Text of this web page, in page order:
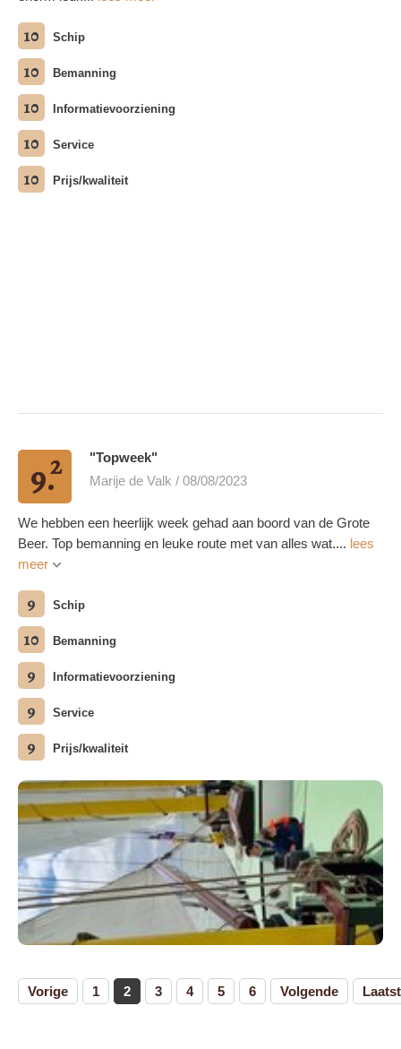
10 Schip
10 Bemanning
10 Informatievoorziening
10 Service
10 Prijs/kwaliteit
9.2
"Topweek"
Marije de Valk / 08/08/2023
We hebben een heerlijk week gehad aan boord van de Grote
Beer. Top bemanning en leuke route met van alles wat.... lees
meer
9 Schip
10 Bemanning
9 Informatievoorziening
9 Service
9 Prijs/kwaliteit
meerdere foto's
Vorige 1 2 3 4 5 6 Volgende